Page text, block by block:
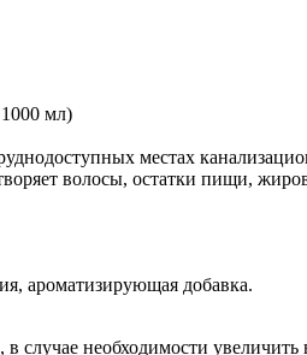
мл)
местах
волосы, остатки пищи,
ароматизирующая добавка.
необходимости